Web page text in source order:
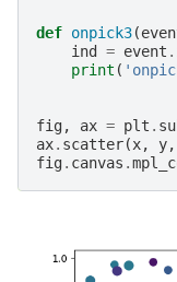
def onpick3(
ind = event .
print (
fig, ax = plt .
ax. scatter(x, y,
fig. canvas .